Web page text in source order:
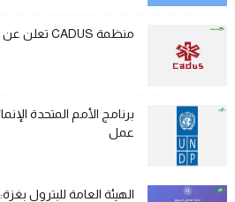
منظمة CADUS تعلن عن حاجتها لوظائف شاغرة
عمل
الهيئة العامة للبترول